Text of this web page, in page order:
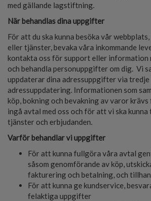
med gällande lagstiftning.
När behandlas dina uppgifter
För att du ska kunna besöka vår
eller tjänster, bevaka våra inkommande
kontakta oss för support eller information
och behandla personuppgifter om dig. Vi
uppdaterar dina adressuppgifter via
adressuppdatering. Informationen som
köp, bokning och bevakning av varor krävs
ingå avtal med oss och för att vi ska
tjänster och erbjudanden.
Varför behandlar vi uppgifter
För att kunna fullgöra våra avtal
såsom genomförande av köp,
fakturering och betalning, och
För att kunna ge kundservice,
felaktiga uppgifter